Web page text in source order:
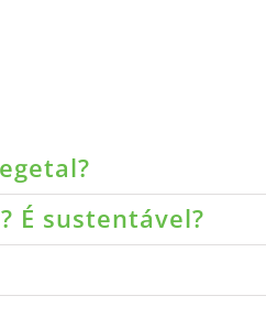
É sustentável?